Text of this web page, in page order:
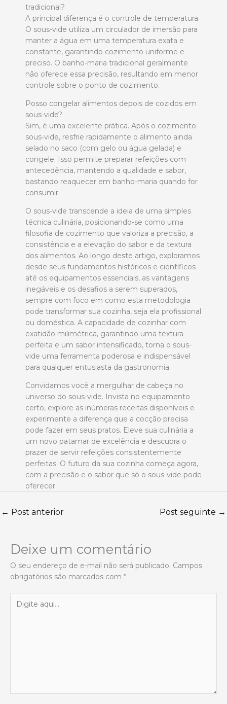
tradicional?
A principal diferença é o controle de temperatura.
O sous-vide utiliza um circulador de imersão para
manter a água em uma temperatura exata e
constante, garantindo cozimento uniforme e
preciso. O banho-maria tradicional geralmente
não oferece essa precisão, resultando em menor
controle sobre o ponto de cozimento.
Posso congelar alimentos depois de cozidos em
sous-vide?
Sim, é uma excelente prática. Após o cozimento
sous-vide, resfrie rapidamente o alimento ainda
selado no saco (com gelo ou água gelada) e
congele. Isso permite preparar refeições com
antecedência, mantendo a qualidade e sabor,
bastando reaquecer em banho-maria quando for
consumir.
O sous-vide transcende a ideia de uma simples
técnica culinária, posicionando-se como uma
filosofia de cozimento que valoriza a precisão, a
consistência e a elevação do sabor e da textura
dos alimentos. Ao longo deste artigo, exploramos
desde seus fundamentos históricos e científicos
até os equipamentos essenciais, as vantagens
inegáveis e os desafios a serem superados,
sempre com foco em como esta metodologia
pode transformar sua cozinha, seja ela profissional
ou doméstica. A capacidade de cozinhar com
exatidão milimétrica, garantindo uma textura
perfeita e um sabor intensificado, torna o sous-
vide uma ferramenta poderosa e indispensável
para qualquer entusiasta da gastronomia.
Convidamos você a mergulhar de cabeça no
universo do sous-vide. Invista no equipamento
certo, explore as inúmeras receitas disponíveis e
experimente a diferença que a cocção precisa
pode fazer em seus pratos. Eleve sua culinária a
um novo patamar de excelência e descubra o
prazer de servir refeições consistentemente
perfeitas. O futuro da sua cozinha começa agora,
com a precisão e o sabor que só o sous-vide pode
oferecer.
← Post anterior Post seguinte →
Deixe um comentário
O seu endereço de e-mail não será publicado. Campos
obrigatórios são marcados com *
aqui...